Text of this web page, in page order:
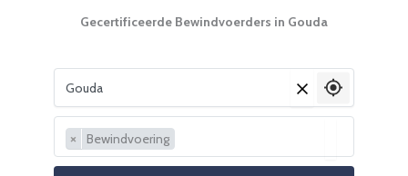
Gecertificeerde Bewindvoerders in Gouda
Vul je woonplaats in
× Bewindvoering